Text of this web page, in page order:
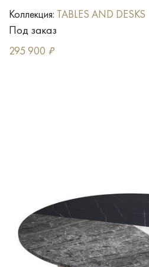
Коллекция: TABLES AND DESKS
Под заказ
295 900 ₽